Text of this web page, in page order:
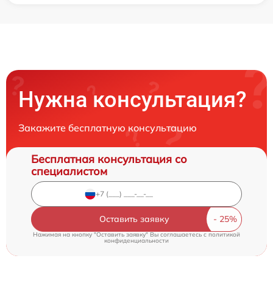
Нужна консультация?
Закажите бесплатную консультацию
Бесплатная консультация со
специалистом
Оставить заявку
Нажимая на кнопку "Оставить заявку" Вы соглашаетесь cполитикой
конфиденциальности